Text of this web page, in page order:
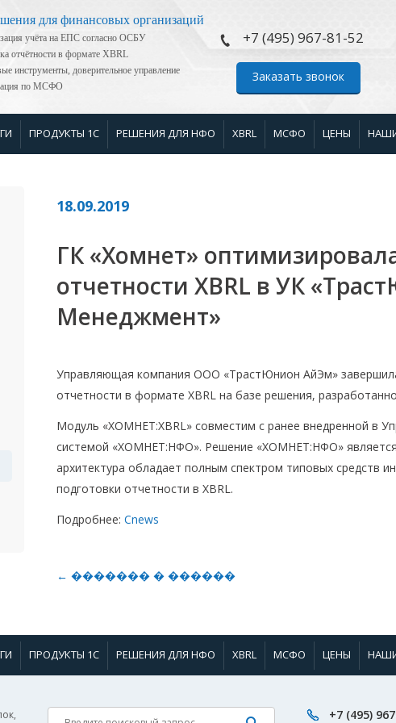
для финансовых организаций
учёта на ЕПС согласно ОСБУ
отчётности в формате XBRL
инструменты, доверительное управление
по МСФО
+7 (495) 967-81-52
Заказать звонок
ПРОДУКТЫ 1С РЕШЕНИЯ ДЛЯ НФО XBRL МСФО ЦЕНЫ
18.09.2019
ГК «Хомнет»
отчетности XBRL в УК
Менеджмент»
Управляющая компания ООО «ТрастЮнион АйЭм»
отчетности в формате XBRL на базе решения,
Модуль «ХОМНЕТ:XBRL» совместим с ранее внедренной в
системой «ХОМНЕТ:НФО». Решение «ХОМНЕТ:НФО» является
архитектура обладает полным спектром типовых средств
подготовки отчетности в XBRL.
Подробнее: Cnews
← ������� � ������
ПРОДУКТЫ 1С РЕШЕНИЯ ДЛЯ НФО XBRL МСФО ЦЕНЫ
+7 (495)